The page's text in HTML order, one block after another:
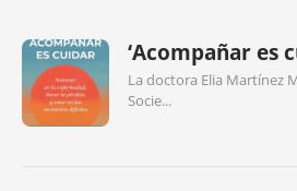
‘Acompañar es
La doctora Elia Martínez
Socie...